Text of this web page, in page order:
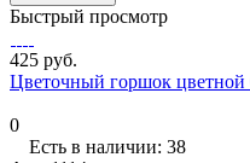
Быстрый просмотр
425 руб.
Цветочный горшок цветной
0
Есть в наличии: 38